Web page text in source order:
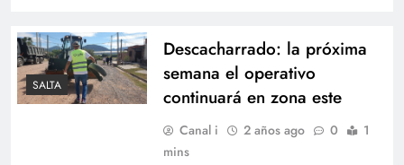
SALTA
Descacharrado: la próxima
semana el operativo
continuará en zona este
Canal i 2 años ago 0
1
mins